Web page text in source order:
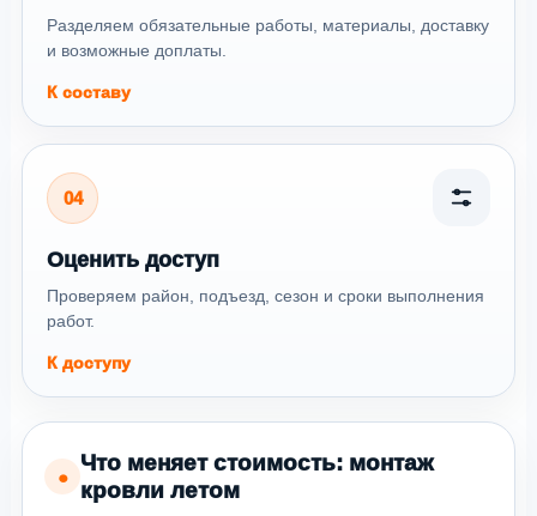
Разделяем обязательные работы, материалы, доставку
и возможные доплаты.
К составу
04
Оценить доступ
Проверяем район, подъезд, сезон и сроки выполнения
работ.
К доступу
●
Что меняет стоимость: монтаж
кровли летом